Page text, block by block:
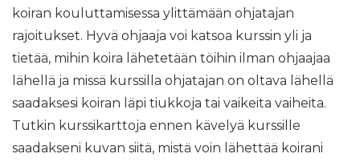
koiran kouluttamisessa ylittämään ohjatajan
rajoitukset. Hyvä ohjaaja voi katsoa kurssin yli ja
tietää, mihin koira lähetetään töihin ilman ohjaajaa
lähellä ja missä kurssilla ohjatajan on oltava lähellä
saadaksesi koiran läpi tiukkoja tai vaikeita vaiheita.
Tutkin kurssikarttoja ennen kävelyä kurssille
saadakseni kuvan siitä, mistä voin lähettää koirani